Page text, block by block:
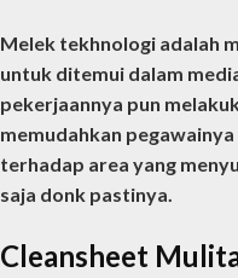
Melek tekhnologi adalah
untuk ditemui dalam
pekerjaannya pun
memudahkan
terhadap area yang
saja donk pastinya.
Cleansheet